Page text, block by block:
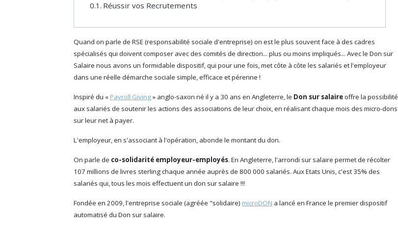
Réussir vos Recrutements
Quand on parle de RSE (responsabilité sociale d'entreprise) on est le plus souvent face à des cadres
spécialisés qui doivent composer avec des comités de direction... plus ou moins impliqués... Avec le Don sur
Salaire nous avons un formidable dispositif, qui pour une fois, met côte à côte les salariés et l'employeur
dans une réelle démarche sociale simple, efficace et pérenne !
Inspiré du «Payroll Giving» anglo-saxon né il y a 30 ans en Angleterre, le Don sur salaireoffre la possibilité
aux salariés de soutenir les actions des associations de leur choix, en réalisant chaque mois des micro-dons
sur leur net à payer.
L'employeur, en s'associant à l'opération, abonde le montant du don.
On parle de co-solidarité employeur-employés. En Angleterre, l'arrondi sur salaire permet de récolter
107 millions de livres sterling chaque année auprès de 800 000 salariés. Aux Etats Unis, c'est 35% des
salariés qui, tous les mois effectuent un don sur salaire !!!
Fondée en 2009, l'entreprise sociale (agréée "solidaire) microDON a lancé en France le premier dispositif
automatisé du Don sur salaire.